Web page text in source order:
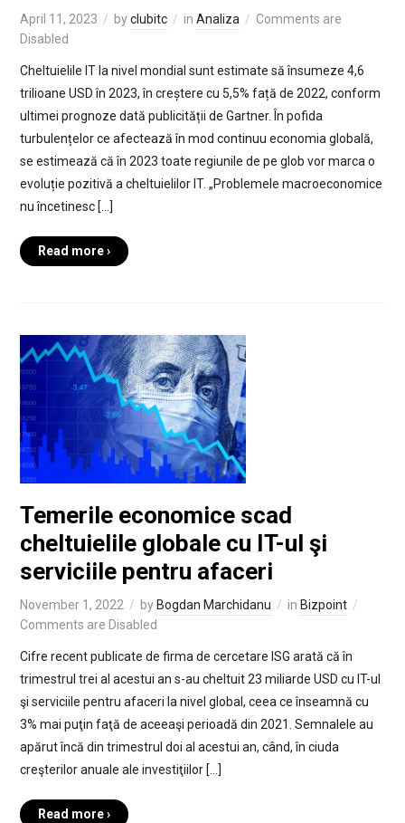
April 11, 2023 byclubitc in Analiza
Comments are
Disabled
Cheltuielile IT la nivel mondial sunt estimate să însumeze 4,6
trilioane USD în 2023, în creștere cu 5,5% față de 2022, conform
ultimei prognoze dată publicității de Gartner. În pofida
turbulențelor ce afectează în mod continuu economia globală,
se estimează că în 2023 toate regiunile de pe glob vor marca o
evoluție pozitivă a cheltuielilor IT. „Problemele macroeconomice
nu încetinesc […]
Read more ›
Temerile economice scad
cheltuielile globale cu IT-ul şi
serviciile pentru afaceri
November 1, 2022 by Bogdan Marchidanu in Bizpoint
Comments are Disabled
Cifre recent publicate de firma de cercetare ISG arată că în
trimestrul trei al acestui an s-au cheltuit 23 miliarde USD cu IT-ul
şi serviciile pentru afaceri la nivel global, ceea ce înseamnă cu
3% mai puţin faţă de aceeaşi perioadă din 2021. Semnalele au
apărut încă din trimestrul doi al acestui an, când, în ciuda
creşterilor anuale ale investiţiilor […]
Read more ›